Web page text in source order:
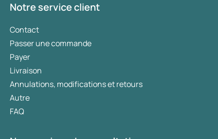
Notre service client
Contact
Passer une commande
Payer
Livraison
Annulations, modifications et retours
Autre
FAQ